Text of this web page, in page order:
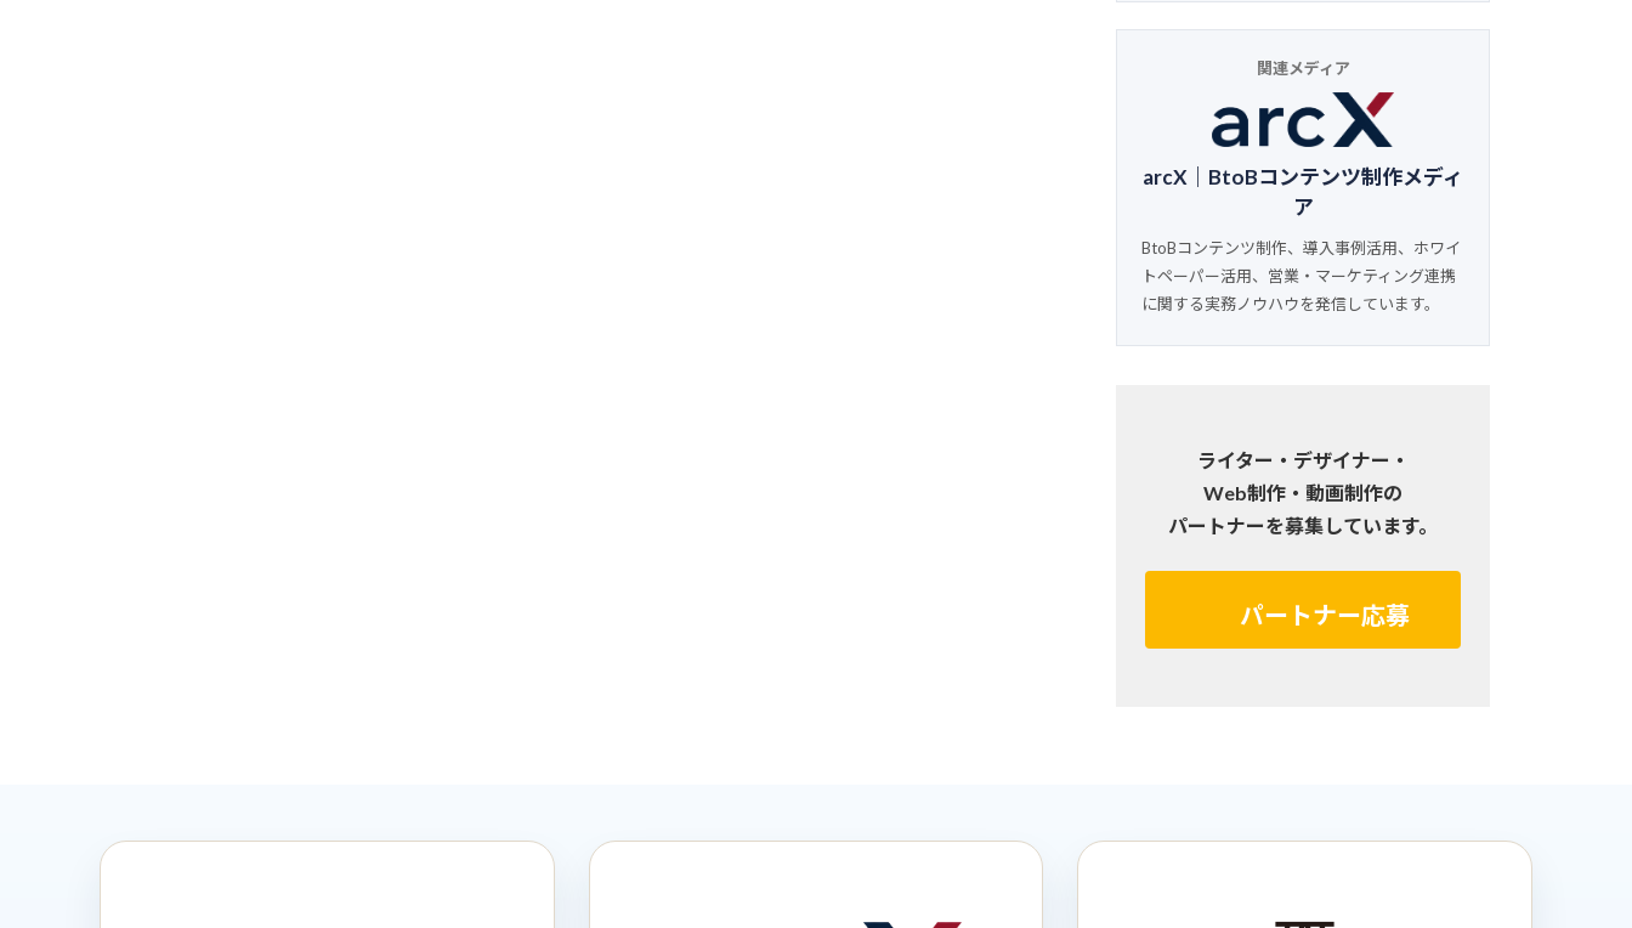
関連メディア
arcX｜BtoBコンテンツ制作メディ
ア
BtoBコンテンツ制作、導入事例活用、ホワイ
トペーパー活用、営業・マーケティング連携
に関する実務ノウハウを発信しています。
ライター・デザイナー・
Web制作・動画制作の
パートナーを募集しています。
パートナー応募